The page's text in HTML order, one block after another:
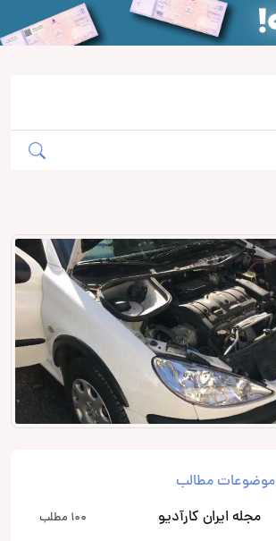
موضوعات مطالب
مجله ایران کارآدیو
100 مطلب